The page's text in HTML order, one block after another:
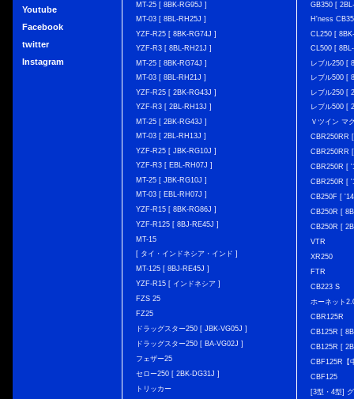
Youtube
Facebook
twitter
Instagram
MT-25 [ 8BK-RG95J ]
MT-03 [ 8BL-RH25J ]
YZF-R25 [ 8BK-RG74J ]
YZF-R3 [ 8BL-RH21J ]
MT-25 [ 8BK-RG74J ]
MT-03 [ 8BL-RH21J ]
YZF-R25 [ 2BK-RG43J ]
YZF-R3 [ 2BL-RH13J ]
MT-25 [ 2BK-RG43J ]
MT-03 [ 2BL-RH13J ]
YZF-R25 [ JBK-RG10J ]
YZF-R3 [ EBL-RH07J ]
MT-25 [ JBK-RG10J ]
MT-03 [ EBL-RH07J ]
YZF-R15 [ 8BK-RG86J ]
YZF-R125 [ 8BJ-RE45J ]
MT-15
[ タイ・インドネシア・インド ]
MT-125 [ 8BJ-RE45J ]
YZF-R15 [ インドネシア ]
FZS 25
FZ25
ドラッグスター250 [ JBK-VG05J ]
ドラッグスター250 [ BA-VG02J ]
フェザー25
セロー250 [ 2BK-DG31J ]
トリッカー
GB350 [
H'ness
CL250 [
CL500 [
レブル250 [
レブル500 [
レブル250 [
レブル500 [
Ｖツイン マ
CBR250RR
CBR250RR
CBR250R [
CBR250R [
CB250F [
CB250R [
CB250R [
VTR
XR250
FTR
CB223 S
ホーネット
CBR125R
CB125R [
CB125R [
CBF125R【
CBF125
[3型・4型]